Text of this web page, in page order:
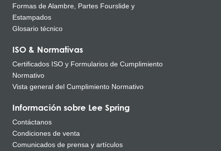
Formas de Alambre, Partes Fourslide y
Estampados
Glosario técnico
ISO & Normativas
Certificados ISO y Formularios de Cumplimiento
Normativo
Vista general del Cumplimiento Normativo
Información sobre Lee Spring
Contáctanos
Condiciones de venta
Comunicados de prensa y artículos